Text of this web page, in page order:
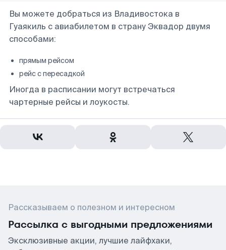
Вы можете добраться из Владивостока в
Гуаякиль с авиабилетом в страну Эквадор двумя
способами:
прямым рейсом
рейс с пересадкой
Иногда в расписании могут встречаться
чартерные рейсы и лоукосты.
Рассказываем о полезном и интересном
Рассылка с выгодными предложениями
Эксклюзивные акции, лучшие лайфхаки,